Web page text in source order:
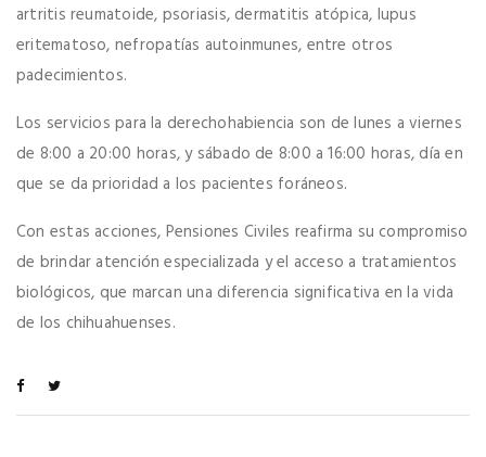
artritis reumatoide, psoriasis, dermatitis atópica, lupus
eritematoso, nefropatías autoinmunes, entre otros
padecimientos.
Los servicios para la derechohabiencia son de lunes a viernes
de 8:00 a 20:00 horas, y sábado de 8:00 a 16:00 horas, día en
que se da prioridad a los pacientes foráneos.
Con estas acciones, Pensiones Civiles reafirma su compromiso
de brindar atención especializada y el acceso a tratamientos
biológicos, que marcan una diferencia significativa en la vida
de los chihuahuenses.